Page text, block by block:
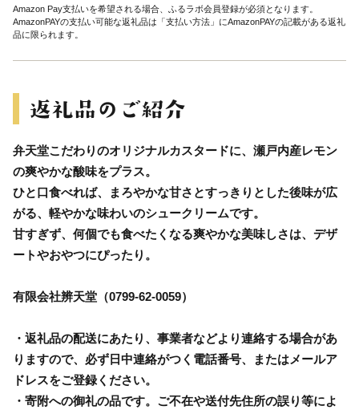
Amazon Pay支払いを希望される場合、ふるラボ会員登録が必須となります。
AmazonPAYの支払い可能な返礼品は「支払い方法」にAmazonPAYの記載がある返礼
品に限られます。
弁天堂こだわりのオリジナルカスタードに、瀬戸内産レモン
の爽やかな酸味をプラス。
ひと口食べれば、まろやかな甘さとすっきりとした後味が広
がる、軽やかな味わいのシュークリームです。
甘すぎず、何個でも食べたくなる爽やかな美味しさは、デザ
ートやおやつにぴったり。
有限会社辨天堂（0799-62-0059）
・返礼品の配送にあたり、事業者などより連絡する場合があ
りますので、必ず日中連絡がつく電話番号、またはメールア
ドレスをご登録ください。
・寄附への御礼の品です。ご不在や送付先住所の誤り等によ